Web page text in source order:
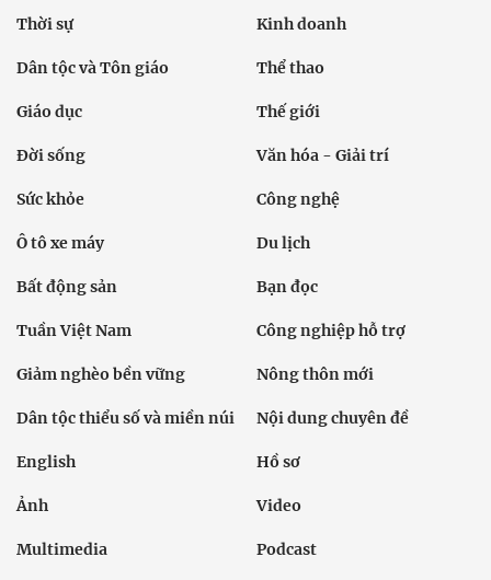
Thời sự Kinh doanh
Dân tộc và Tôn giáo Thể thao
Giáo dục Thế giới
Đời sống Văn hóa - Giải trí
Sức khỏe Công nghệ
Ô tô xe máy Du lịch
Bất động sản Bạn đọc
Tuần Việt Nam Công nghiệp hỗ trợ
Giảm nghèo bền vững Nông thôn mới
Dân tộc thiểu số và miền núi Nội dung chuyên đề
English Hồ sơ
Ảnh Video
Multimedia Podcast